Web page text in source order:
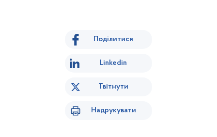
Поділитися
Linkedin
Твітнути
Надрукувати